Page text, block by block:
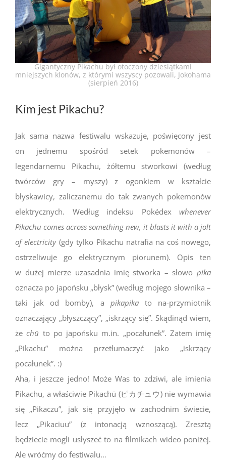
Gigantyczny Pikachu był otoczony dziesiątkami
mniejszych klonów, z którymi wszyscy pozowali, Jokohama
(sierpień 2016)
Kim jest Pikachu?
Jak sama nazwa festiwalu wskazuje, poświęcony jest
on jednemu spośród setek pokemonów –
legendarnemu Pikachu, żółtemu stworkowi (według
twórców gry – myszy) z ogonkiem w kształcie
błyskawicy, zaliczanemu do tak zwanych pokemonów
elektrycznych. Według indeksu Pokédex whenever
Pikachu comes across something new, it blasts it with a jolt
of electricity(gdy tylko Pikachu natrafia na coś nowego,
ostrzeliwuje go elektrycznym piorunem). Opis ten
w dużej mierze uzasadnia imię stworka – słowo pika
oznacza po japońsku „błysk” (według mojego słownika –
taki jak od bomby), a pikapikato na-przymiotnik
oznaczający „błyszczący”, „iskrzący się”. Skądinąd wiem,
żechū to po japońsku m.in. „pocałunek”. Zatem imię
„Pikachu” można przetłumaczyć jako „iskrzący
pocałunek”. :)
Aha, i jeszcze jedno! Może Was to zdziwi, ale imienia
Pikachu, a właściwie Pikachū (ピカチュウ) nie wymawia
się „Pikaczu”, jak się przyjęło w zachodnim świecie,
lecz „Pikaciuu” (z intonacją wznoszącą). Zresztą
będziecie mogli usłyszeć to na filmikach wideo poniżej.
Ale wróćmy do festiwalu…